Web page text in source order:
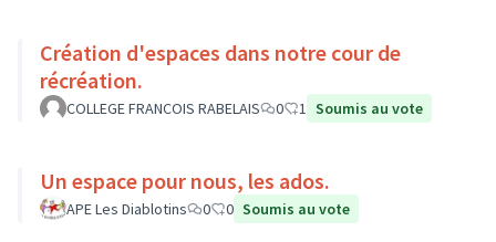
Création d'espaces dans notre cour de
récréation.
COLLEGE FRANCOIS RABELAIS 0 1 Soumis au vote
Un espace pour nous, les ados.
APE Les Diablotins 0 0 Soumis au vote